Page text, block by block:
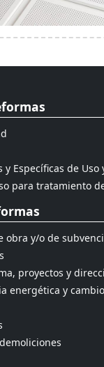
Específicas de Uso
para tratamiento
obra y/o de
proyectos y
energética y